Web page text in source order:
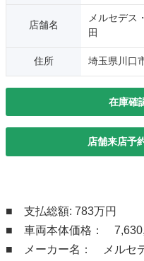
店舗名
メルセデ
田
住所 埼玉県川口
在庫確
店舗来店予
■ 支払総額: 783万円
■ 車両本体価格：
■ メーカー名： メルセ